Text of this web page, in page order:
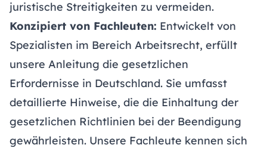
juristische Streitigkeiten zu vermeiden.
Konzipiert von Fachleuten: Entwickelt von
Spezialisten im Bereich Arbeitsrecht, erfüllt
unsere Anleitung die gesetzlichen
Erfordernisse in Deutschland. Sie umfasst
detaillierte Hinweise, die die Einhaltung der
gesetzlichen Richtlinien bei der Beendigung
gewährleisten. Unsere Fachleute kennen sich